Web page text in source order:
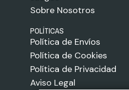
Sobre Nosotros
POLÍTICAS
Política de Envíos
Política de Cookies
Política de Privacidad
Aviso Legal